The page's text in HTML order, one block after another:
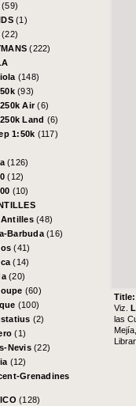
(59)
(1)
(22)
(222)
(148)
(93)
Air(6)
Land (6)
1:50k (117)
(126)
(12)
(10)
(48)
Barbuda (16)
(41)
(14)
(20)
(60)
(100)
(2)
(1)
Nevis (22)
(12)
Grenadines
(128)
Title:
Viz.
las